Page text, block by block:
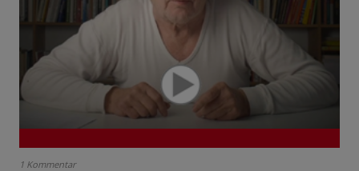
1 Kommentar